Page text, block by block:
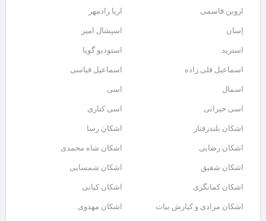
اروین قاسمی اریا رادمهر
اِسان اسپشال امیر
استرید استودیو گویا
اسماعیل قلی زاده اسماعیل قیاسی
اسمال اسی
اسی خیراتی اسی کناری
اشکان بلندرفتار اشکان رسا
اشکان رضایی اشکان شاه محمدی
اشکان شفیق اشکان شمسایی
اشکان‌ کمانگری اشکان کیانی
اشکان مرادی و کیارش بیات اشکان مهدوی